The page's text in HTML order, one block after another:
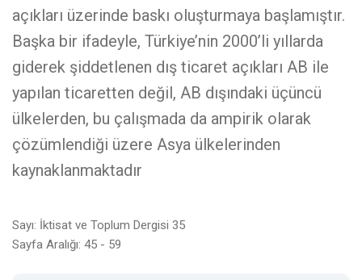
açıkları üzerinde baskı oluşturmaya başlamıştır.
Başka bir ifadeyle, Türkiye’nin 2000’li yıllarda
giderek şiddetlenen dış ticaret açıkları AB ile
yapılan ticaretten değil, AB dışındaki üçüncü
ülkelerden, bu çalışmada da ampirik olarak
çözümlendiği üzere Asya ülkelerinden
kaynaklanmaktadır
Sayı: İktisat ve Toplum Dergisi 35
Sayfa Aralığı: 45 - 59